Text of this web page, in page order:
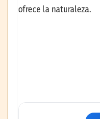
ofrece la naturaleza.